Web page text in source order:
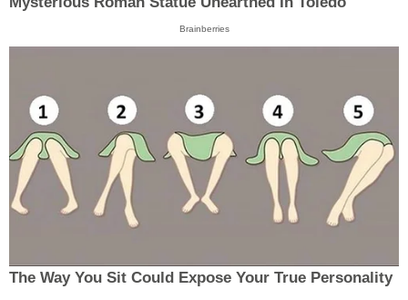
Brainberries
The Way You Sit Could Expose Your True Personality